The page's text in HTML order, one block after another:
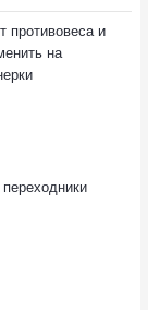
противовеса и
на